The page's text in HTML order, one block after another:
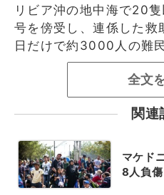
リビア沖の地中海で20
号を傍受し、連係した救
日だけで約3000人の難
全文
関連
マケド
8人負傷